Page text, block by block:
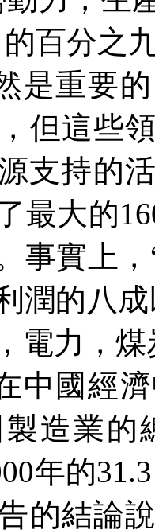
百分之
是重要
但這些
支持的
最大的
事實上，
潤的八
電力，
中國經
造業的
年的31.3
的結論